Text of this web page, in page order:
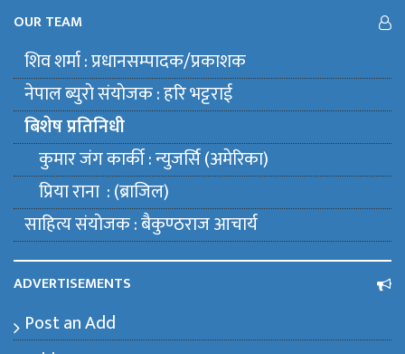
OUR TEAM
शिव शर्मा : प्रधानसम्पादक/प्रकाशक
नेपाल ब्युराे संयाेजक : हरि भट्टराई
बिशेष प्रतिनिधी
कुमार जंग कार्की : न्युजर्सि (अमेरिका)
प्रिया राना : (ब्राजिल)
साहित्य संयाेजक : बैकुण्ठराज आचार्य
ADVERTISEMENTS
Post an Add